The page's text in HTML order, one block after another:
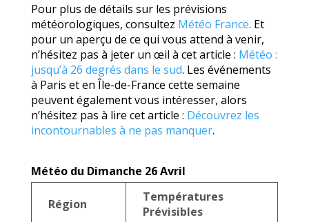
Pour plus de détails sur les prévisions
météorologiques, consultez Météo France. Et
pour un aperçu de ce qui vous attend à venir,
n’hésitez pas à jeter un œil à cet article : Météo :
jusqu’à 26 degrés dans le sud. Les événements
à Paris et en Île-de-France cette semaine
peuvent également vous intéresser, alors
n’hésitez pas à lire cet article : Découvrez les
incontournables à ne pas manquer.
Météo du Dimanche 26 Avril
Région
Températures
Prévisibles